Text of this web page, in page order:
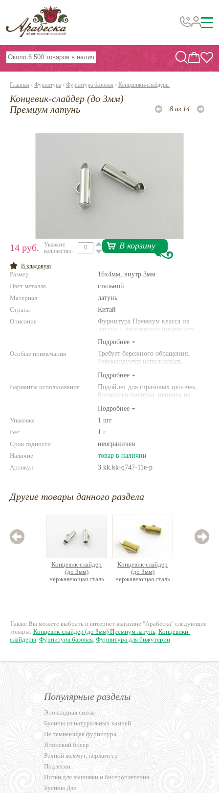
Бусины, подвески, декор
Бисер
Фурнитура
Эпоксидная смола
Шнуры, ленты, нитки
По темам и сезонам
Нетемнеющая фурнитура
Всё для вышивки
Проволока
Натуральные камни
Каталог
О магазине
Главная › Фурнитура › Фурнитура базовая › Концевики-слайдеры
Концевик-слайдер (до 3мм)
Премиум латунь
8 из 14
14 руб.
Укажите
количество:
В корзину
В кладовую
Размер
16х4мм, внутр.3мм
Цвет металла
стальной
Материал
латунь
Страна
Китай
Описание
Фурнитура Премиум класса из
латуни с ювелирным покрытием
Подробнее
Особые примечания
Требует бережного обращения.
Рекомендуется использовать
американского производства).
Подробнее
Варианты использования
Подойдет для стразовых цепочек,
бисерного полотна, цепочек из
тросике или нитке с кримпом на
конце. Можно сделать оригинальную
чокер
Подробнее
Упаковка
1 шт
Вес
1 г
Срок годности
неограничен
Наличие
товар в наличии
Артикул
3.kk.kk-q747-11e-p
Другие товары данного раздела
Концевик-слайдер
(до 3мм)
нержавеющая сталь
Концевик-слайдер
(до 3мм)
нержавеющая сталь
Также Вы можете выбрать в интернет-магазине "Арабеска" следующие
товары: Концевик-слайдер (до 3мм) Премиум латунь, Концевики-
слайдеры, Фурнитура базовая, Фурнитура для бижутерии
Популярные разделы
Эпоксидная смола
Бусины из натуральных камней
Не темнеющая фурнитура
Японский бисер
Речной жемчуг, перламутр
Подвески
Нитки для вышивки и бисероплетения
Бусины Дзи